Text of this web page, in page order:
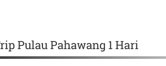
Pulau Pahawang 1 Hari